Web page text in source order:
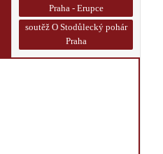
Praha - Erupce
soutěž O Stodůlecký pohár
Praha